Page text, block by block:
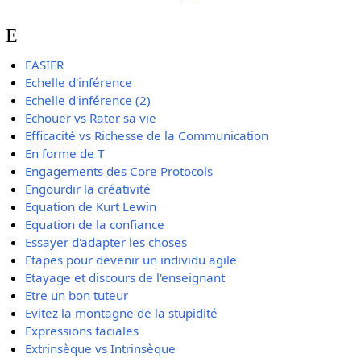
E
EASIER
Echelle d'inférence
Echelle d'inférence (2)
Echouer vs Rater sa vie
Efficacité vs Richesse de la Communication
En forme de T
Engagements des Core Protocols
Engourdir la créativité
Equation de Kurt Lewin
Equation de la confiance
Essayer d'adapter les choses
Etapes pour devenir un individu agile
Etayage et discours de l'enseignant
Etre un bon tuteur
Evitez la montagne de la stupidité
Expressions faciales
Extrinsèque vs Intrinsèque